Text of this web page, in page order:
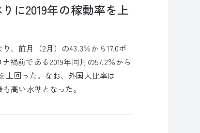
に2019年の稼動率を上
、前月（2月）の43.3％から17.0ポ
禍前である2019年同月の57.2％から
上回った。なお、外国人比率は
高い水準となった。